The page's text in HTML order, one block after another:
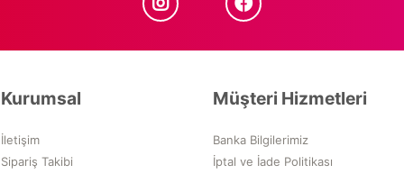
Kurumsal
İletişim
Sipariş Takibi
Müşteri Hizmetleri
Banka Bilgilerimiz
İptal ve İade Politikası